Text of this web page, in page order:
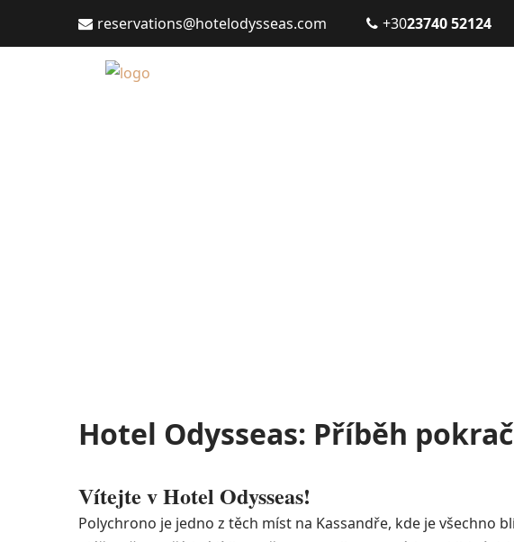
reservations@hotelodysseas.com +3023740 52124
Hotel Odysseas: Příběh
Vítejte v Hotel Odysseas!
Polychrono je jedno z těch míst na Kassandře, kde je všechno